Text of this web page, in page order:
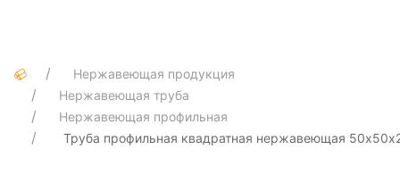
Нержавеющая продукция
Нержавеющая труба
Нержавеющая профильная
Труба профильная квадратная нержавеющая